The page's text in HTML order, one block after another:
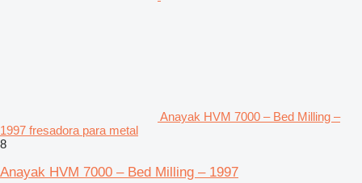
Anayak HVM 7000 – Bed Milling –
1997 fresadora para metal
8
Anayak HVM 7000 – Bed Milling – 1997